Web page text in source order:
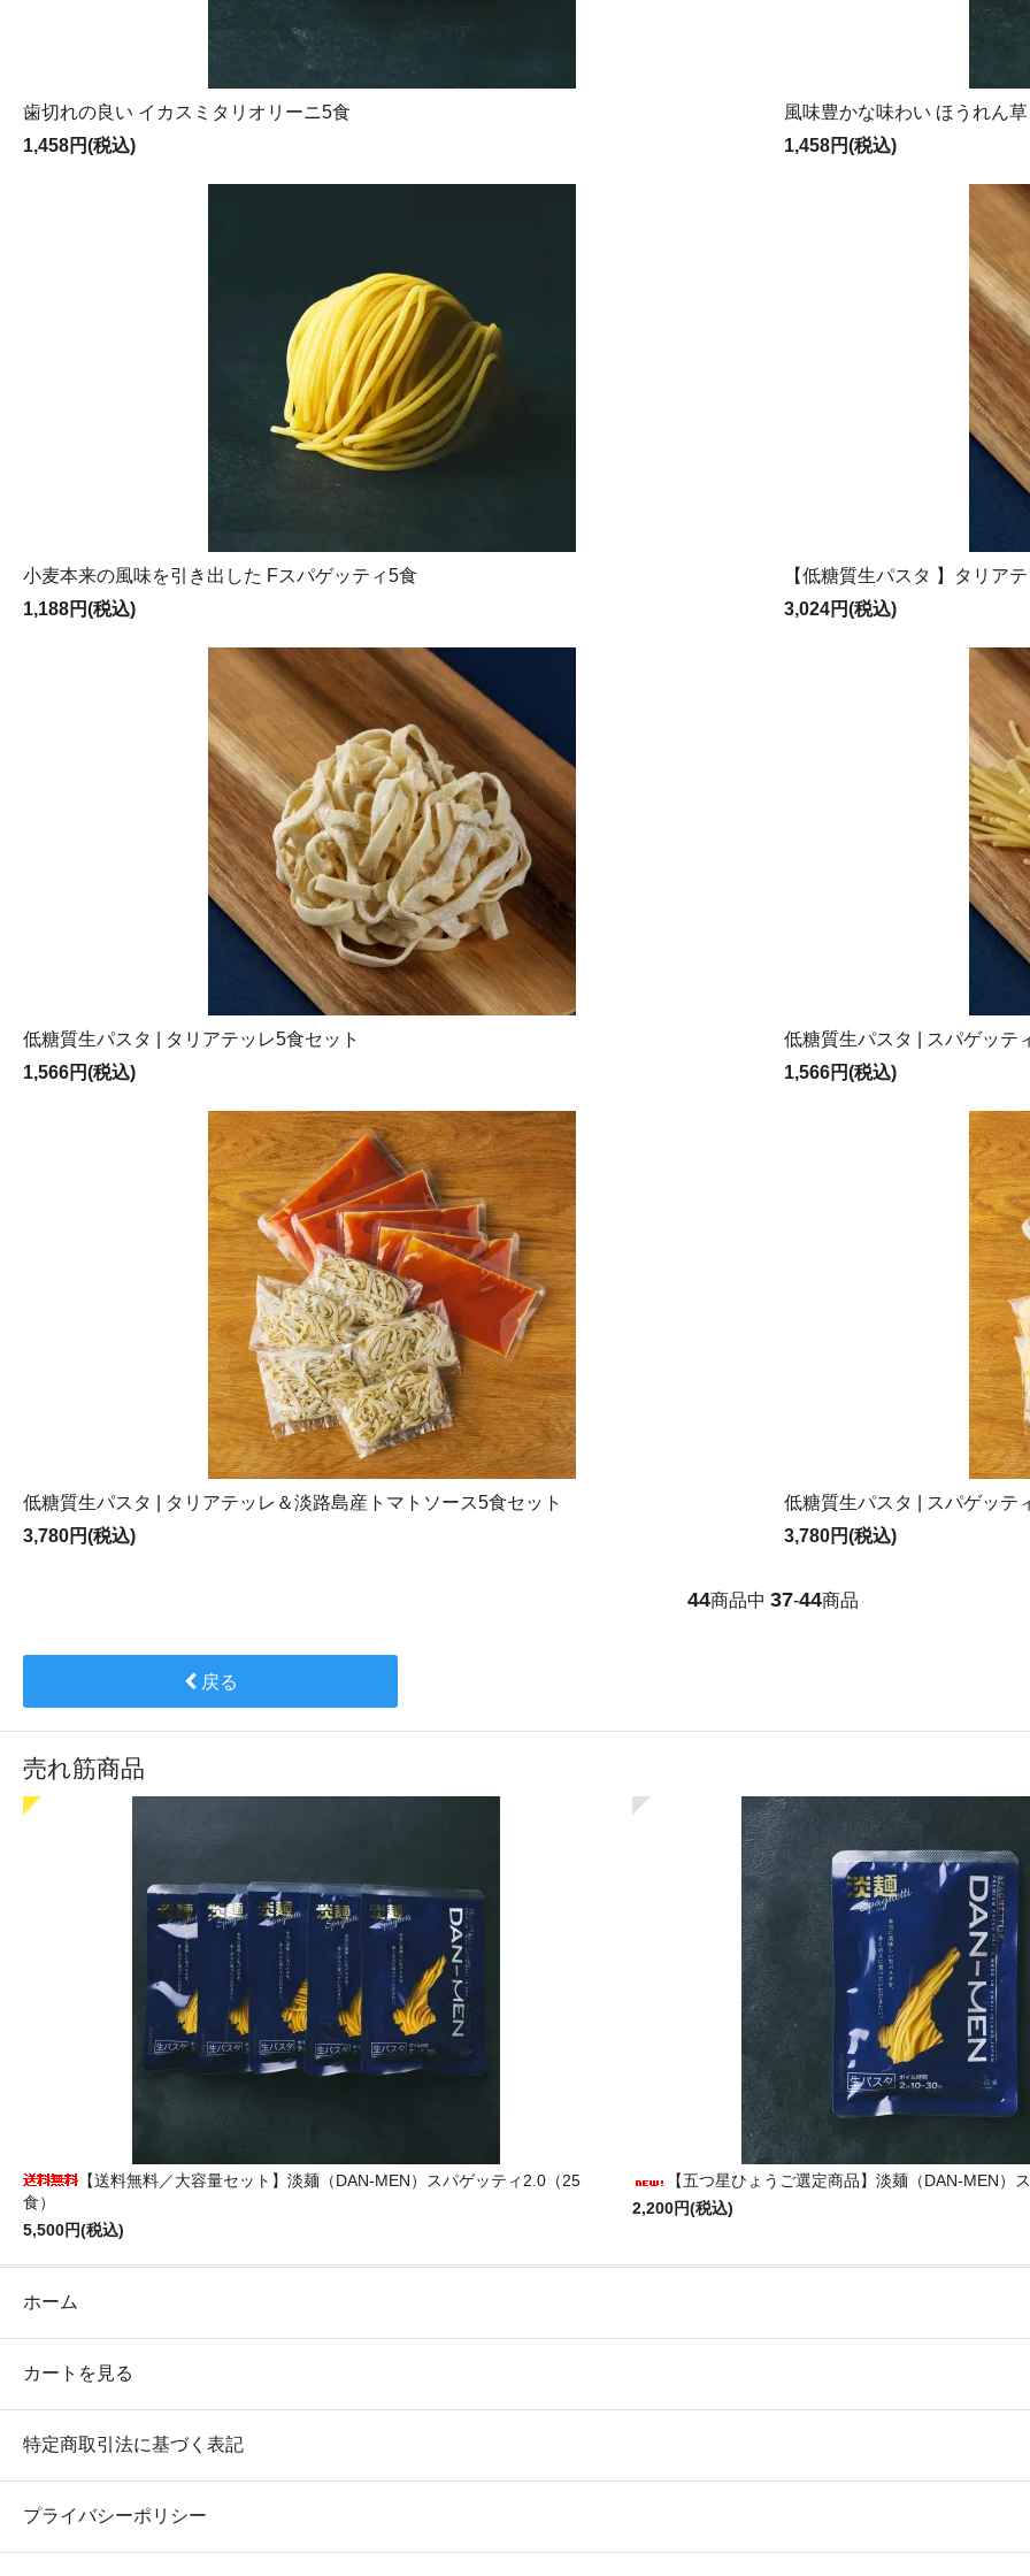
歯切れの良い イカスミタリオリーニ5食
1,458円(税込)
風味豊かな味わい ほうれん
1,458円(税込)
小麦本来の風味を引き出した Fスパゲッティ5食
1,188円(税込)
【低糖質生パスタ 】タリア
3,024円(税込)
低糖質生パスタ | タリアテッレ5食セット
1,566円(税込)
低糖質生パスタ | スパゲッテ
1,566円(税込)
低糖質生パスタ | タリアテッレ＆淡路島産トマトソース5食セット
3,780円(税込)
低糖質生パスタ | スパゲッテ
3,780円(税込)
44商品中 37-44商品
戻る
売れ筋商品
【送料無料／大容量セット】淡麺（DAN-MEN）スパゲッティ2.0（25
食）
5,500円(税込)
【五つ星ひょうご選定商品】淡麺（DAN-MEN）
2,200円(税込)
ホーム
カートを見る
特定商取引法に基づく表記
プライバシーポリシー